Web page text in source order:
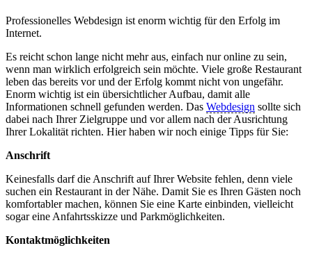
Professionelles Webdesign ist enorm wichtig für den Erfolg im
Internet.
Es reicht schon lange nicht mehr aus, einfach nur online zu sein,
wenn man wirklich erfolgreich sein möchte. Viele große Restaurant
leben das bereits vor und der Erfolg kommt nicht von ungefähr.
Enorm wichtig ist ein übersichtlicher Aufbau, damit alle
Informationen schnell gefunden werden. Das Webdesign sollte sich
dabei nach Ihrer Zielgruppe und vor allem nach der Ausrichtung
Ihrer Lokalität richten. Hier haben wir noch einige Tipps für Sie:
Anschrift
Keinesfalls darf die Anschrift auf Ihrer Website fehlen, denn viele
suchen ein Restaurant in der Nähe. Damit Sie es Ihren Gästen noch
komfortabler machen, können Sie eine Karte einbinden, vielleicht
sogar eine Anfahrtsskizze und Parkmöglichkeiten.
Kontaktmöglichkeiten